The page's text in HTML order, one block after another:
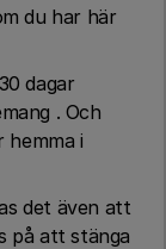
du har här
dagar
. Och
i
det även att
på att stänga